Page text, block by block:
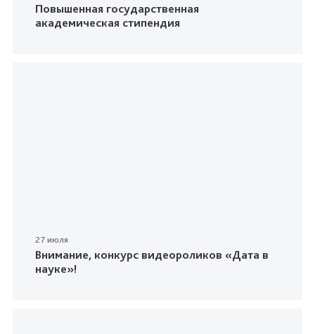
Повышенная государственная
академическая стипендия
27 июля
Внимание, конкурс видеороликов «Дата в
науке»!